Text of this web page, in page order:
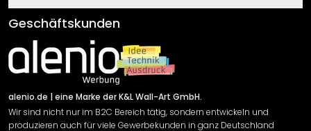
Klebe- und Montageanleitungen
Newsletter An-/Abmeldung
Sendungsverfolgung
AGB
Impressum
Versand & Zahlung
Rücksendung
Widerrufsrecht
Geschäftskunden
alenio.de | eine Marke der K&L Wall-Art GmbH.
Wir sind nicht nur im B2C Bereich tätig, sondern entwickeln und
produzieren auch für viele Gewerbekunden in ganz Deutschland